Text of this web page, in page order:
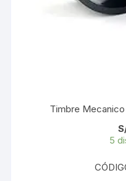
Timbre
5